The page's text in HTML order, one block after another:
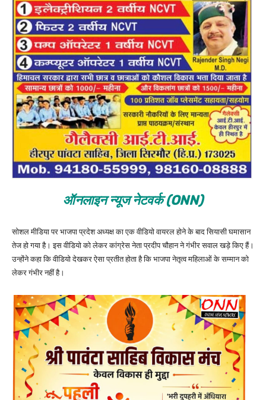
ऑनलाइन न्यूज नेटवर्क (ONN)
सोशल मीडिया पर भाजपा प्रदेश अध्यक्ष का एक वीडियो वायरल होने के बाद सियासी घमासान
तेज हो गया है। इस वीडियो को लेकर कांग्रेस नेता प्रदीप चौहान ने गंभीर सवाल खड़े किए हैं।
उन्होंने कहा कि वीडियो देखकर ऐसा प्रतीत होता है कि भाजपा नेतृत्व महिलाओं के सम्मान को
लेकर गंभीर नहीं है।